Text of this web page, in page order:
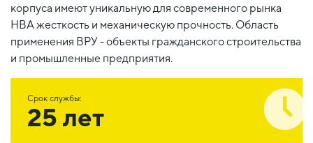
корпуса имеют уникальную для современного рынка
НВА жесткость и механическую прочность. Область
применения ВРУ - объекты гражданского строительства
и промышленные предприятия.
Срок службы:
25 лет